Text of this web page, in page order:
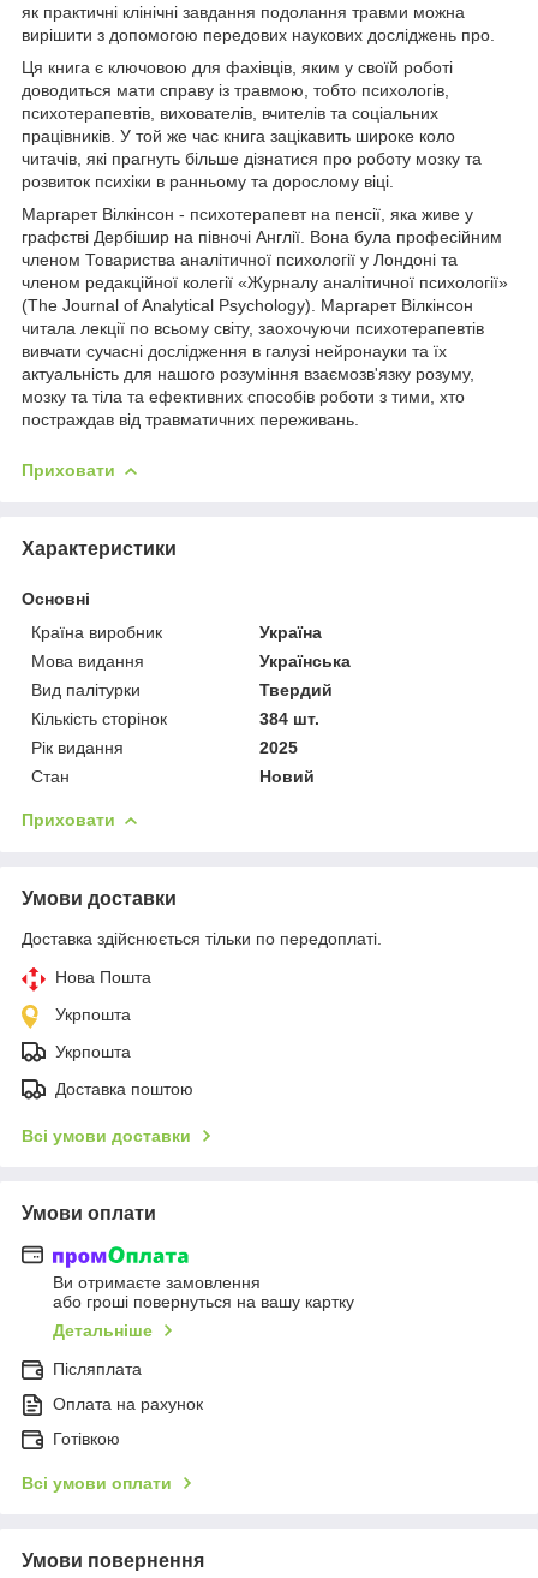
як практичні клінічні завдання подолання травми можна
вирішити з допомогою передових наукових досліджень про.
Ця книга є ключовою для фахівців, яким у своїй роботі
доводиться мати справу із травмою, тобто психологів,
психотерапевтів, вихователів, вчителів та соціальних
працівників. У той же час книга зацікавить широке коло
читачів, які прагнуть більше дізнатися про роботу мозку та
розвиток психіки в ранньому та дорослому віці.
Маргарет Вілкінсон - психотерапевт на пенсії, яка живе у
графстві Дербішир на півночі Англії. Вона була професійним
членом Товариства аналітичної психології у Лондоні та
членом редакційної колегії «Журналу аналітичної психології»
(The Journal of Analytical Psychology). Маргарет Вілкінсон
читала лекції по всьому світу, заохочуючи психотерапевтів
вивчати сучасні дослідження в галузі нейронауки та їх
актуальність для нашого розуміння взаємозв'язку розуму,
мозку та тіла та ефективних способів роботи з тими, хто
постраждав від травматичних переживань.
Приховати
Характеристики
Основні
Країна виробник
Україна
Мова видання
Українська
Вид палітурки
Твердий
Кількість сторінок
384 шт.
Рік видання
2025
Стан
Новий
Приховати
Умови доставки
Доставка здійснюється тільки по передоплаті.
Нова Пошта
Укрпошта
Укрпошта
Доставка поштою
Всі умови доставки
Умови оплати
Ви отримаєте замовлення
або гроші повернуться на вашу картку
Детальніше
Післяплата
Оплата на рахунок
Готівкою
Всі умови оплати
Умови повернення